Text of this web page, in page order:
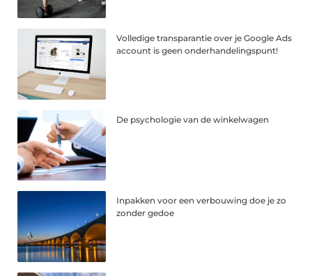
Volledige transparantie over je Google Ads
account is geen onderhandelingspunt!
De psychologie van de winkelwagen
Inpakken voor een verbouwing doe je zo
zonder gedoe